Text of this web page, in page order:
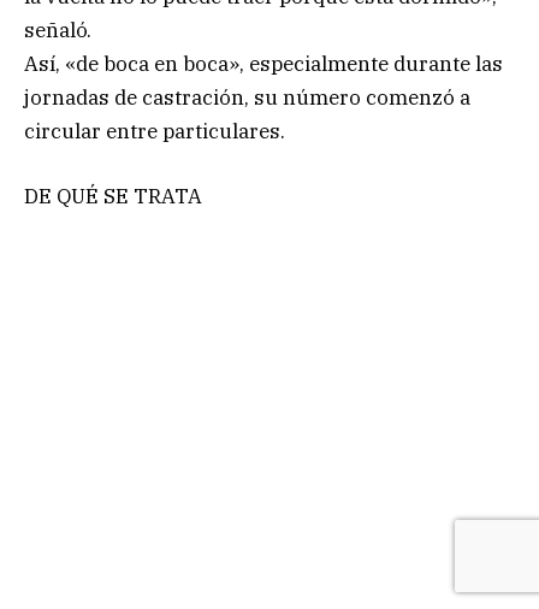
señaló.
Así, «de boca en boca», especialmente durante las
jornadas de castración, su número comenzó a
circular entre particulares.
DE QUÉ SE TRATA